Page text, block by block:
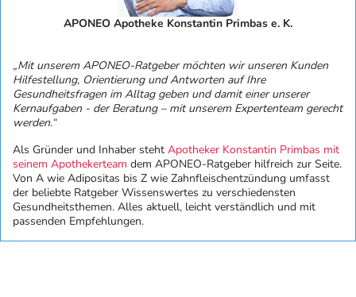
APONEO Apotheke Konstantin Primbas e. K.
„Mit unserem APONEO-Ratgeber möchten wir unseren Kunden
Hilfestellung, Orientierung und Antworten auf Ihre
Gesundheitsfragen im Alltag geben und damit einer unserer
Kernaufgaben - der Beratung – mit unserem Expertenteam gerecht
werden.“
Als Gründer und Inhaber steht Apotheker Konstantin Primbas mit
seinem Apothekerteam dem APONEO-Ratgeber hilfreich zur Seite.
Von A wie Adipositas bis Z wie Zahnfleischentzündung umfasst
der beliebte Ratgeber Wissenswertes zu verschiedensten
Gesundheitsthemen. Alles aktuell, leicht verständlich und mit
passenden Empfehlungen.